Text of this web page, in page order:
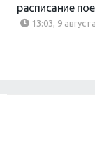
расписание
13:03, 9 августа